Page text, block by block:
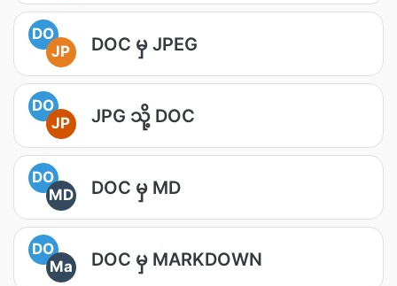
DO
JP
DOC မှ JPEG
DO
JP
JPG သို့ DOC
DO
MD
DOC မှ MD
DO
Ma
DOC မှ MARKDOWN